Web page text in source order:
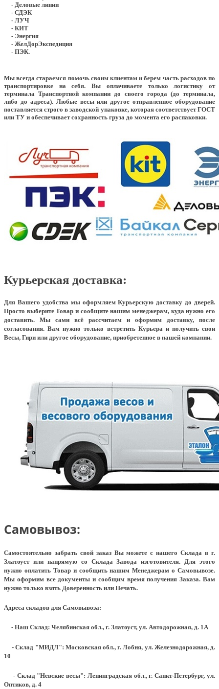
- Деловые линии
- СДЭК
- ЛУЧ
- КИТ
- Энергия
- ЖелДорЭкспедиция
- ПЭК.
Мы всегда стараемся помочь своим клиентам и берем часть расходов по
транспортировке на себя. Вы оплачиваете только логистику от
терминала Транспортной компании до своего города (до терминала,
либо до адреса). Любые весы или другое отправленное оборудование
поставляется строго в заводской упаковке, которая соответствует ГОСТ
или ТУ и обеспечивает сохранность груза до момента его распаковки.
Курьерская доставка:
Для Вашего удобства мы оформляем Курьерскую доставку до дверей.
Просто выберите Товар и сообщите нашим менеджерам, куда нужно его
доставить. Мы сами всё рассчитаем и оформим доставку, после
согласования. Вам нужно только встретить Курьера и получить свои
Весы, Гири или другое оборудование, приобретенное в нашей компании.
Самовывоз:
Самостоятельно забрать свой заказ Вы можете с нашего Склада в г.
Златоуст или напрямую со Склада Завода изготовителя. Для этого
нужно оплатить Товар и сообщить нашим Менеджерам о Самовывозе.
Мы оформим все документы и сообщим время получения Заказа. Вам
нужно только взять Доверенность или Печать.
Адреса складов для Самовывоза:
- Наш Склад: Челябинская обл., г. Златоуст, ул. Автодорожная, д. 1А
- Склад "МИДЛ": Московская обл., г. Лобня, ул. Железнодорожная, д.
10
- Склад "Невские весы": Ленинградская обл., г. Санкт-Петербург, ул.
Оптиков, д. 4